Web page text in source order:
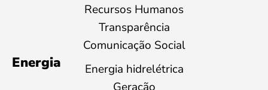
Recursos Humanos
Transparência
Comunicação Social
Energia
Energia hidrelétrica
Geração